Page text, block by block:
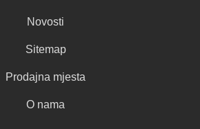
Novosti
Sitemap
Prodajna mjesta
O nama